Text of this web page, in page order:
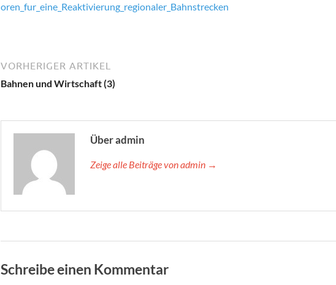
oren_fur_eine_Reaktivierung_regionaler_Bahnstrecken
VORHERIGER ARTIKEL
Bahnen und Wirtschaft (3)
Über admin
Zeige alle Beiträge von admin →
Schreibe einen Kommentar